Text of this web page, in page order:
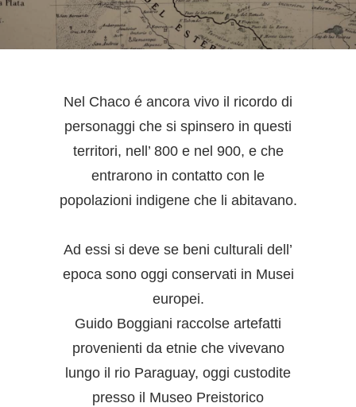
Nel Chaco é ancora vivo il ricordo di
personaggi che si spinsero in questi
territori, nell’ 800 e nel 900, e che
entrarono in contatto con le
popolazioni indigene che li abitavano.
Ad essi si deve se beni culturali dell’
epoca sono oggi conservati in Musei
europei.
Guido Boggiani raccolse artefatti
provenienti da etnie che vivevano
lungo il rio Paraguay, oggi custodite
presso il Museo Preistorico